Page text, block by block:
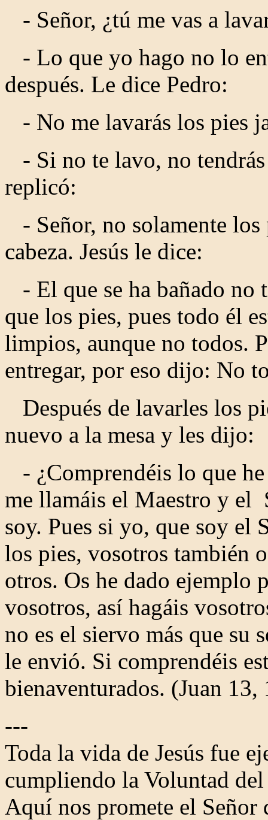
- Señor, ¿tú me vas a
- Lo que yo hago no lo
después. Le dice Pedro:
- No me lavarás los pies
- Si no te lavo, no
replicó:
- Señor, no solamente
cabeza. Jesús le dice:
- El que se ha bañado no
que los pies, pues todo él
limpios, aunque no todos.
entregar, por eso dijo: No
Después de lavarles los
nuevo a la mesa y les dijo:
- ¿Comprendéis lo que
me llamáis el Maestro y el
soy. Pues si yo, que soy el
los pies, vosotros también
otros. Os he dado ejemplo
vosotros, así hagáis
no es el siervo más que su
le envió. Si comprendéis
bienaventurados. (Juan 13,
---
Toda la vida de Jesús fue
cumpliendo la Voluntad
Aquí nos promete el